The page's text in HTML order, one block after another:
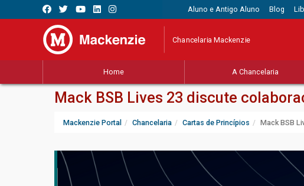
Aluno e Antigo Aluno Blog
Chancelaria Mackenzie
Home A Chancelaria
Mack BSB Lives 23 discute
Mackenzie Portal Chancelaria Cartas de Princípios Mack BSB